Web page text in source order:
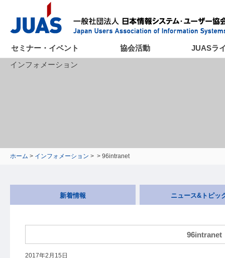
セミナー・イベント 協会活動
JUASラ
インフォメーション
ホーム > インフォメーション > > 96intranet
新着情報 ニュース&トピッ
96intranet
2017年2月15日